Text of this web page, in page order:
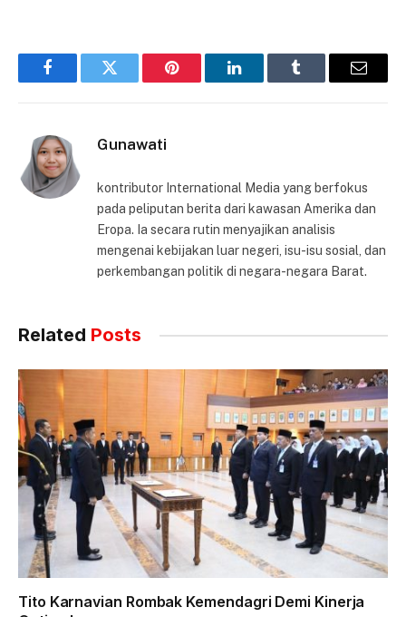
FacebookTwitter Pinterest LinkedInTumblr Email
Gunawati
kontributor International Media yang berfokus
pada peliputan berita dari kawasan Amerika dan
Eropa. Ia secara rutin menyajikan analisis
mengenai kebijakan luar negeri, isu-isu sosial, dan
perkembangan politik di negara-negara Barat.
Related Posts
Tito Karnavian Rombak Kemendagri Demi Kinerja